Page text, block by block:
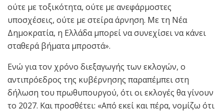
ούτε με τοξικότητα, ούτε με ανεφάρμοστες
υποσχέσεις, ούτε με στείρα άρνηση. Με τη Νέα
Δημοκρατία, η Ελλάδα μπορεί να συνεχίσει να κάνει
σταθερά βήματα μπροστά».
Ενώ για τον χρόνο διεξαγωγής των εκλογών, ο
αντιπρόεδρος της κυβέρνησης παραπέμπει στη
δήλωση του πρωθυπουργού, ότι οι εκλογές θα γίνουν
το 2027. Και προσθέτει: «Από εκεί και πέρα, νομίζω ότι